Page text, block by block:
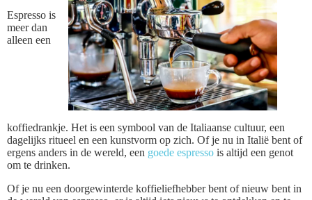
Espresso is
meer dan
alleen een
koffiedrankje. Het is een symbool van de Italiaanse cultuur, een
dagelijks ritueel en een kunstvorm op zich. Of je nu in Italië bent of
ergens anders in de wereld, een goede espresso is altijd een genot
om te drinken.
Of je nu een doorgewinterde koffieliefhebber bent of nieuw bent in